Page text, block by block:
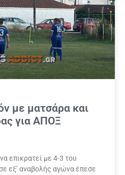
με ματσάρα και
για ΑΠΟΞ
επικρατεί με 4-3 του
εξ’ αναβολής αγώνα έπεσε